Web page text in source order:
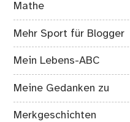
Mathe
Mehr Sport für Blogger
Mein Lebens-ABC
Meine Gedanken zu
Merkgeschichten